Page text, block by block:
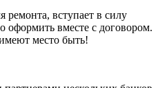
ремонта, вступает в силу
оформить вместе с договором.
место быть!